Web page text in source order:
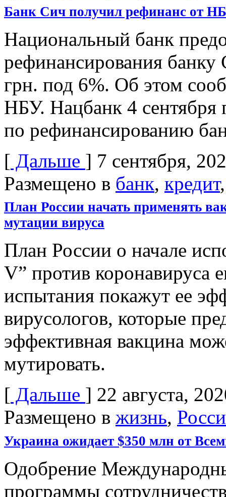
Банк Сич получил рефинанс от
Национальный банк
рефинансирования
грн. под 6%. Об этом
НБУ. Нацбанк 4 сентября
по рефинансированию
[ Дальше ] 7 сентября,
Размещено в банк, кредит
План России начать применять
мутации вируса
План России о начале
V” против коронавируса
испытания покажут ее
вирусологов, которые
эффективная вакцина
мутировать.
[ Дальше ] 22 августа,
Размещено в жизнь,
Украина ожидает $350 млн от
Одобрение
программы